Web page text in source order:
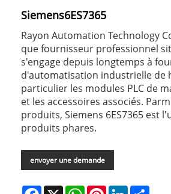
Siemens6ES7365
Rayon Automation Technology
que fournisseur professionnel
s'engage depuis longtemps à
d'automatisation industrielle de
particulier les modules PLC de
et les accessoires associés.
produits, Siemens 6ES7365 est
produits phares.
envoyer une demande
Facebook
X WhatsAppPinterestLinkedIn